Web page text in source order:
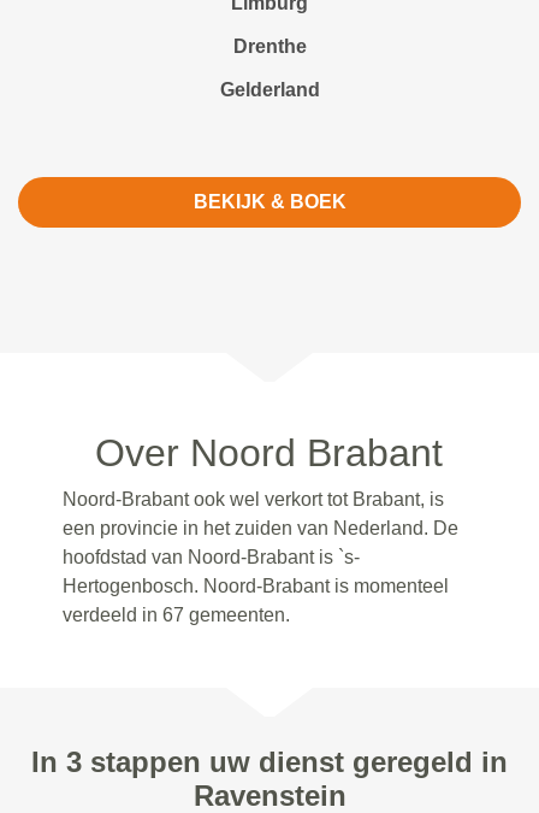
Drenthe
Gelderland
BEKIJK & BOEK
Over Noord Brabant
Noord-Brabant ook wel verkort tot Brabant, is
een provincie in het zuiden van Nederland. De
hoofdstad van Noord-Brabant is `s-
Hertogenbosch. Noord-Brabant is momenteel
verdeeld in 67 gemeenten.
In 3 stappen uw dienst geregeld in
Ravenstein